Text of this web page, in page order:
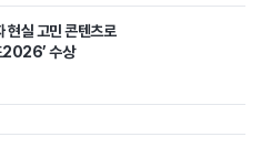
현실 고민 콘텐츠로
2026’ 수상